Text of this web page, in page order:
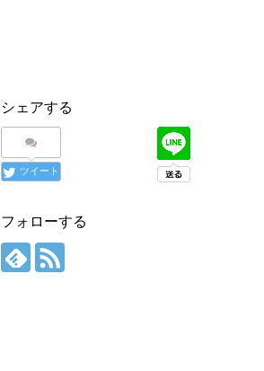
シェアする
ツイート
フォローする